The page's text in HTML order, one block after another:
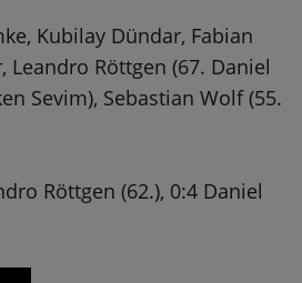
Kubilay Dündar, Fabian
Röttgen (67. Daniel
Sevim), Sebastian Wolf (55.
Röttgen (62.), 0:4 Daniel